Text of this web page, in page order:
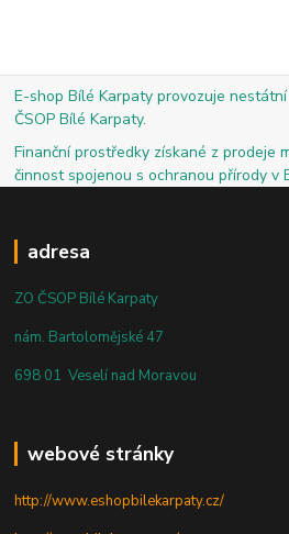
E-shop Bílé Karpaty provozuje
ČSOP Bílé Karpaty.
Finanční prostředky získané z prodeje
činnost spojenou s ochranou přírody v
adresa
ZO ČSOP Bílé Karpaty
nám. Bartolomějské 47
698 01 Veselí nad Moravou
webové stránky
http://www.eshopbilekarpaty.cz/